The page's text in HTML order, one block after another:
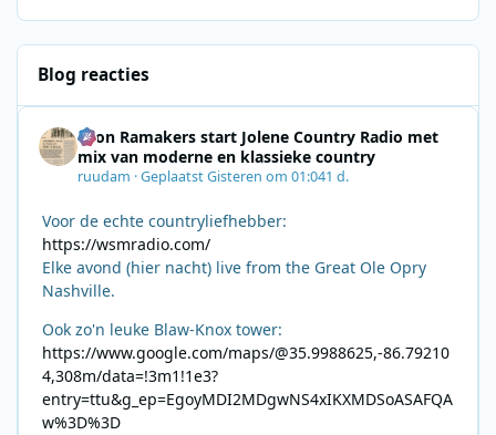
Blog reacties
Leon Ramakers start Jolene Country Radio met
mix van moderne en klassieke country
ruudam ·GeplaatstGisteren om 01:041 d.
Voor de echte countryliefhebber:
https://wsmradio.com/
Elke avond (hier nacht) live from the Great Ole Opry
Nashville.
Ook zo'n leuke Blaw-Knox tower:
https://www.google.com/maps/@35.9988625,-86.79210
4,308m/data=!3m1!1e3?
entry=ttu&g_ep=EgoyMDI2MDgwNS4xIKXMDSoASAFQA
w%3D%3D